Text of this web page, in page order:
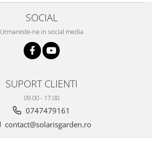
SOCIAL
Urmareste-ne in social media
SUPORT CLIENTI
09.00 - 17.00
0747479161
contact@solarisgarden.ro